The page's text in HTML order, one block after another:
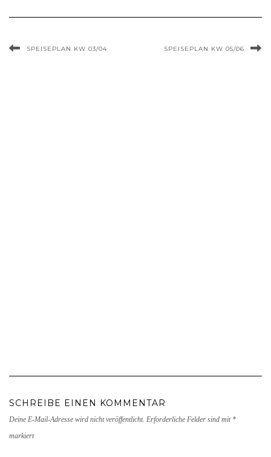
SPEISEPLAN KW 03/04 SPEISEPLAN KW 05/06
SCHREIBE EINEN KOMMENTAR
Deine E-Mail-Adresse wird nicht veröffentlicht. Erforderliche Felder sind mit *
markiert